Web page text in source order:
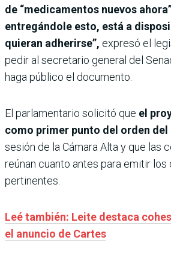
de “medicamentos nuevos
entregándole esto, está a
quieran adherirse”, expresó el
pedir al secretario general del
haga público el documento.
El parlamentario solicitó que el
como primer punto del orden del
sesión de la Cámara Alta y que las
reúnan cuanto antes para emitir
pertinentes.
Leé también: Leite destaca
el anuncio de Cartes